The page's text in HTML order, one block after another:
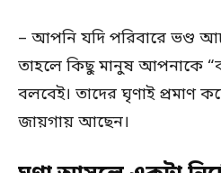
– আপনি যদি পরিবারে ভণ্ড
তাহলে কিছু মানুষ আপনাকে
বলবেই। তাদের ঘৃণাই প্রমাণ
জায়গায় আছেন।